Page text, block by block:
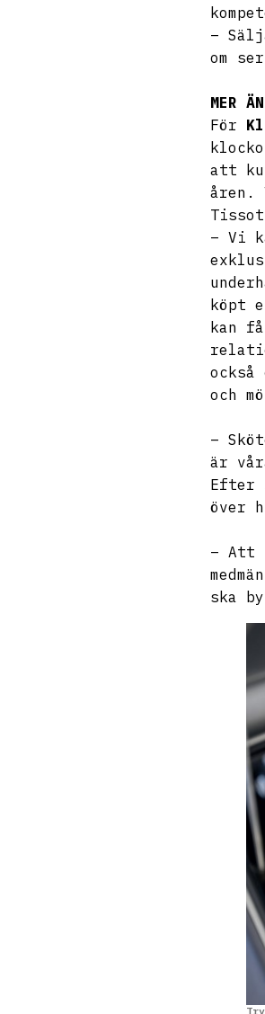
–
om
MER
För
att
åren.
– Vi
köpt
kan
också
och
–
är
Efter
över
– Att
ska